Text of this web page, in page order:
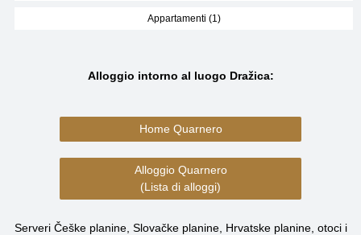
Appartamenti (1)
Alloggio intorno al luogo Dražica:
Home Quarnero
Alloggio Quarnero
(Lista di alloggi)
Serveri Češke planine, Slovačke planine, Hrvatske planine, otoci i